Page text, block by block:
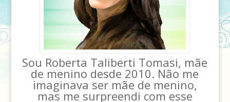
Sou Roberta Taliberti Tomasi, mãe
de menino desde 2010. Não me
imaginava ser mãe de menino,
mas me surpreendi com esse